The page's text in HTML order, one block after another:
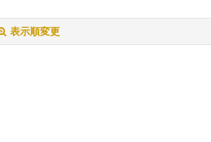
表示順変更